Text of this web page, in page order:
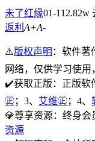
未了红缘01-11 2.82w
返利 A+A-
⚠️版权声明 ：软件著
网络，仅供学习使用
✔️获取正版：正版软
㊣；3、 艾维㊣；4、
💎尊享资源：终身会
资源